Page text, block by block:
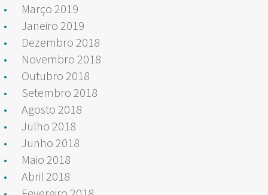
Março 2019
Janeiro 2019
Dezembro 2018
Novembro 2018
Outubro 2018
Setembro 2018
Agosto 2018
Julho 2018
Junho 2018
Maio 2018
Abril 2018